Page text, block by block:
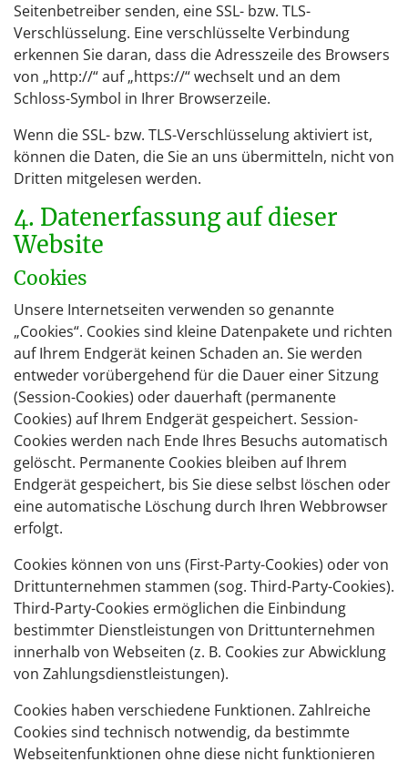
Seitenbetreiber senden, eine SSL- bzw. TLS-
Verschlüsselung. Eine verschlüsselte Verbindung
erkennen Sie daran, dass die Adresszeile des Browsers
von „http://“ auf „https://“ wechselt und an dem
Schloss-Symbol in Ihrer Browserzeile.
Wenn die SSL- bzw. TLS-Verschlüsselung aktiviert ist,
können die Daten, die Sie an uns übermitteln, nicht von
Dritten mitgelesen werden.
4. Datenerfassung auf dieser
Website
Cookies
Unsere Internetseiten verwenden so genannte
„Cookies“. Cookies sind kleine Datenpakete und richten
auf Ihrem Endgerät keinen Schaden an. Sie werden
entweder vorübergehend für die Dauer einer Sitzung
(Session-Cookies) oder dauerhaft (permanente
Cookies) auf Ihrem Endgerät gespeichert. Session-
Cookies werden nach Ende Ihres Besuchs automatisch
gelöscht. Permanente Cookies bleiben auf Ihrem
Endgerät gespeichert, bis Sie diese selbst löschen oder
eine automatische Löschung durch Ihren Webbrowser
erfolgt.
Cookies können von uns (First-Party-Cookies) oder von
Drittunternehmen stammen (sog. Third-Party-Cookies).
Third-Party-Cookies ermöglichen die Einbindung
bestimmter Dienstleistungen von Drittunternehmen
innerhalb von Webseiten (z. B. Cookies zur Abwicklung
von Zahlungsdienstleistungen).
Cookies haben verschiedene Funktionen. Zahlreiche
Cookies sind technisch notwendig, da bestimmte
Webseitenfunktionen ohne diese nicht funktionieren